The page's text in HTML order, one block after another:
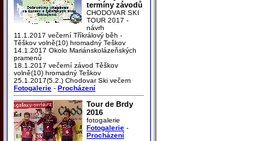
termíny závodů
CHODOVAR SKI
TOUR 2017 -
návrh
11.1.2017 večerní Tříkrálový běh -
Těškov volně(10) hromadný Teškov
14.1.2017 Okolo Mariánskolázeňských
pramenů
18.1.2017 večerní závod Těškov
volně(10) hromadný Teškov
25.1.2017(5.2.) Chodovar Ski večern
Fotogalerie - Procházení
Tour de Brdy
2016
fotogalerie
Fotogalerie -
Procházení